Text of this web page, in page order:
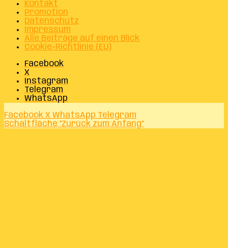
Kontakt
Promotion
Datenschutz
Impressum
Alle Beiträge auf einen Blick
Cookie-Richtlinie (EU)
Facebook
X
Instagram
Telegram
WhatsApp
Facebook X WhatsApp Telegram
Schaltfläche "Zurück zum Anfang"